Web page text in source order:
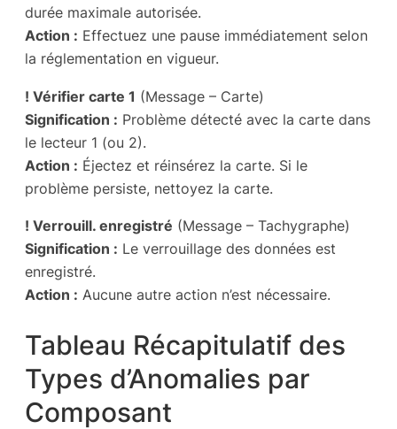
durée maximale autorisée.
Action : Effectuez une pause immédiatement selon
la réglementation en vigueur.
! Vérifier carte 1 (Message – Carte)
Signification : Problème détecté avec la carte dans
le lecteur 1 (ou 2).
Action : Éjectez et réinsérez la carte. Si le
problème persiste, nettoyez la carte.
! Verrouill. enregistré (Message – Tachygraphe)
Signification : Le verrouillage des données est
enregistré.
Action : Aucune autre action n’est nécessaire.
Tableau Récapitulatif des
Types d’Anomalies par
Composant